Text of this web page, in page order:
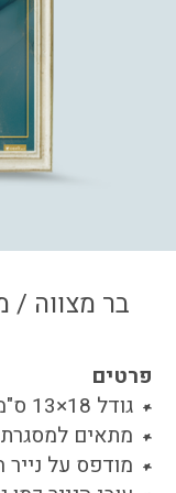
איזור אישי
בר מצווה /
פרטים
גודל 18×13 ס"מ
מתאים
מודפס על